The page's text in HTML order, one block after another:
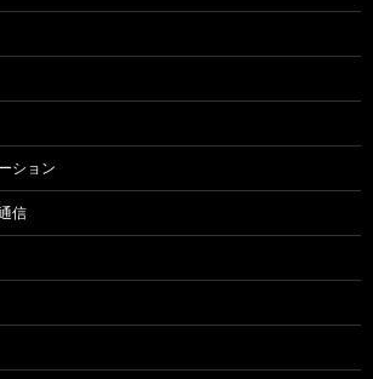
ション
信